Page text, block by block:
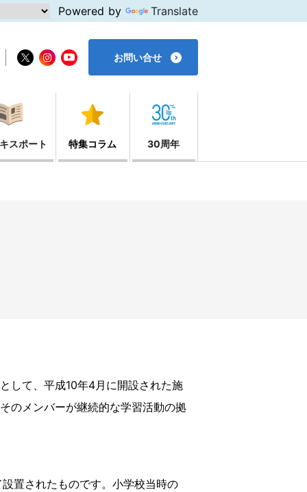
Powered by Translate
お問い合せ
スポート 特集コラム 30周年
して、平成10年4月に開設された施
のメンバーが継続的な学習活動の拠
置されたものです。小学校当時の